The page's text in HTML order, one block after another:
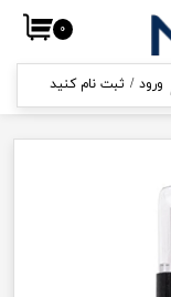
ورود / ثبت نام کنید
۰